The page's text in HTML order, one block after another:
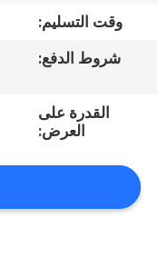
اتصل
اطلب
اقتباس
وقت التسليم:
شروط الدفع:
القدرة على
العرض: